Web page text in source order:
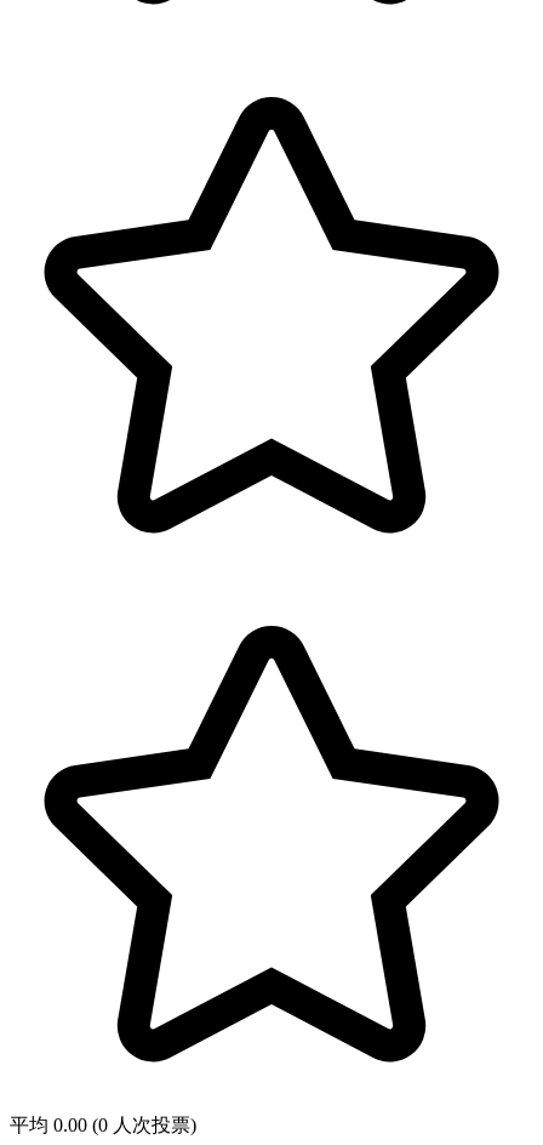
平均 0.00 (0 人次投票)